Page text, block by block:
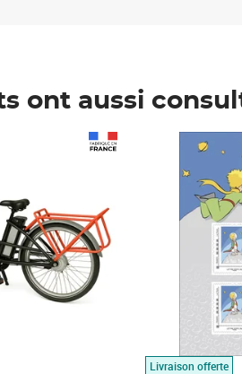
ont aussi
Livraison offerte
Prix 7,50€